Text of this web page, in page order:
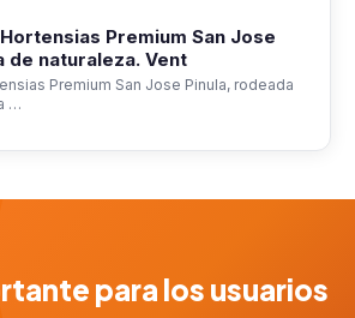
Premium San Jose
de naturaleza. Vent
Premium San Jose Pinula, rodeada
…
para los usuarios